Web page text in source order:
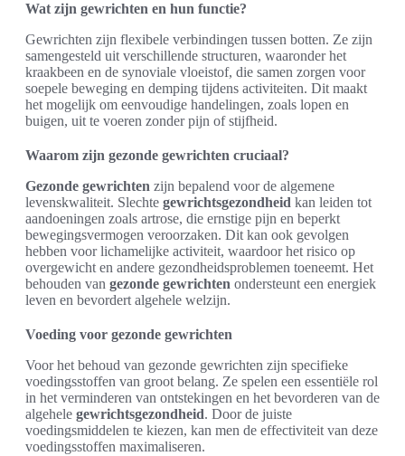
Wat zijn gewrichten en hun functie?
Gewrichten zijn flexibele verbindingen tussen botten. Ze zijn
samengesteld uit verschillende structuren, waaronder het
kraakbeen en de synoviale vloeistof, die samen zorgen voor
soepele beweging en demping tijdens activiteiten. Dit maakt
het mogelijk om eenvoudige handelingen, zoals lopen en
buigen, uit te voeren zonder pijn of stijfheid.
Waarom zijn gezonde gewrichten cruciaal?
Gezonde gewrichten zijn bepalend voor de algemene
levenskwaliteit. Slechte gewrichtsgezondheid kan leiden tot
aandoeningen zoals artrose, die ernstige pijn en beperkt
bewegingsvermogen veroorzaken. Dit kan ook gevolgen
hebben voor lichamelijke activiteit, waardoor het risico op
overgewicht en andere gezondheidsproblemen toeneemt. Het
behouden van gezonde gewrichten ondersteunt een energiek
leven en bevordert algehele welzijn.
Voeding voor gezonde gewrichten
Voor het behoud van gezonde gewrichten zijn specifieke
voedingsstoffen van groot belang. Ze spelen een essentiële rol
in het verminderen van ontstekingen en het bevorderen van de
algehele gewrichtsgezondheid. Door de juiste
voedingsmiddelen te kiezen, kan men de effectiviteit van deze
voedingsstoffen maximaliseren.